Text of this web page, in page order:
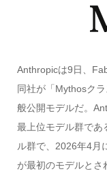
Anthropicは9日、
同社が「Mythosク
般公開モデルだ。
最上位モデル群であ
ル群で、2026年4月
が最初のモデルとさ